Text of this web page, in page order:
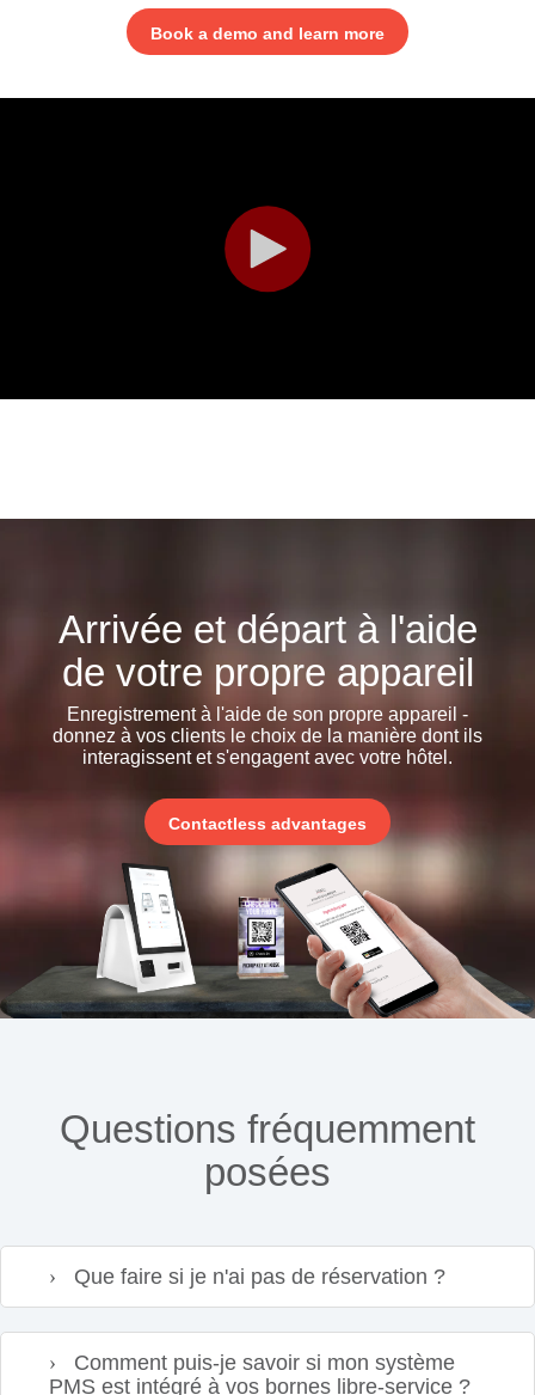
Book a demo and learn more
Arrivée et départ à l'aide
de votre propre appareil
Enregistrement à l'aide de son propre appareil -
donnez à vos clients le choix de la manière dont ils
interagissent et s'engagent avec votre hôtel.
Contactless advantages
Questions fréquemment
posées
Que faire si je n'ai pas de réservation ?
Comment puis-je savoir si mon système
PMS est intégré à vos bornes libre-service ?